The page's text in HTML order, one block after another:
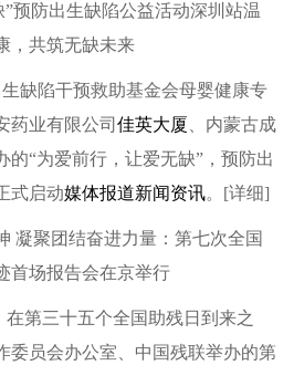
防出生缺陷公益活动深圳站温
共筑无缺未来
陷干预救助基金会母婴健康专
药业有限公司 佳英大厦 、内蒙古成
的“为爱前行，让爱无缺”，预防出
式启动媒体报道新闻资讯。[详细]
聚团结奋进力量：第七次全国
首场报告会在京举行
第三十五个全国助残日到来之
委员会办公室、中国残联举办的第